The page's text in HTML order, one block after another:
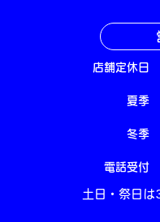
店舗定休日
夏季
冬季
電話受付
土日・祭日は